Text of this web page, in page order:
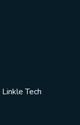
Linkle Tech